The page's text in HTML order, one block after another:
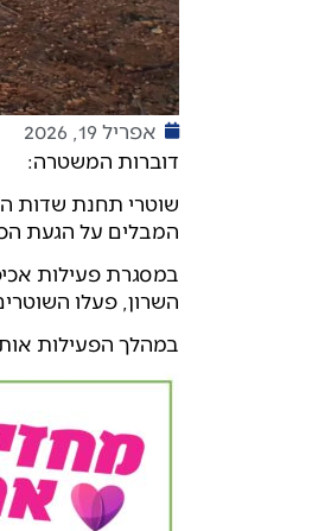
אפריל 19, 2026
דוברות המשטרה:
שוטרי תחנת שדות
המבלים על הגעת
במסגרת פעילות
השרון, פעלו
במהלך הפעילות